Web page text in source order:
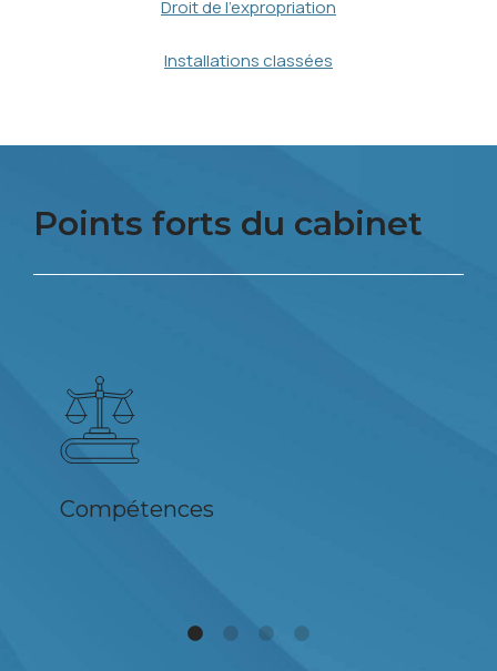
Droit de l'expropriation
Installations classées
Points forts du cabinet
Compétences